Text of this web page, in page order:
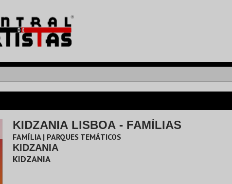
KIDZANIA LISBOA - FAMÍLIAS
FAMÍLIA | PARQUES TEMÁTICOS
KIDZANIA
KIDZANIA